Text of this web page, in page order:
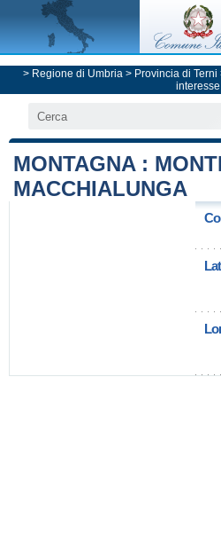
> Regione di Umbria> Provincia di Terni
interesse
MONTAGNA :
MACCHIALUNGA